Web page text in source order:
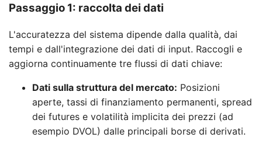
Passaggio 1: raccolta dei dati
L'accuratezza del sistema dipende dalla qualità, dai
tempi e dall'integrazione dei dati di input. Raccogli e
aggiorna continuamente tre flussi di dati chiave:
Dati sulla struttura del mercato: Posizioni
aperte, tassi di finanziamento permanenti, spread
dei futures e volatilità implicita dei prezzi (ad
esempio DVOL) dalle principali borse di derivati.